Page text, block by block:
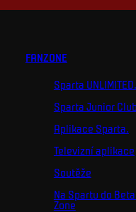
FANZONE
Sparta UNLIMITED.
Sparta Junior Club
Aplikace Sparta.
Televizní aplikace
Soutěže
Na Spartu do
Zone